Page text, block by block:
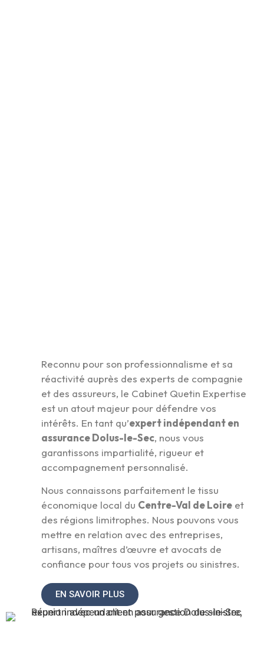
Reconnu pour son professionnalisme et sa
réactivité auprès des experts de compagnie
et des assureurs, le Cabinet Quetin Expertise
est un atout majeur pour défendre vos
intérêts. En tant qu’expert indépendant en
assurance Dolus-le-Sec, nous vous
garantissons impartialité, rigueur et
accompagnement personnalisé.
Nous connaissons parfaitement le tissu
économique local du Centre-Val de Loire et
des régions limitrophes. Nous pouvons vous
mettre en relation avec des entreprises,
artisans, maîtres d’œuvre et avocats de
confiance pour tous vos projets ou sinistres.
EN SAVOIR PLUS